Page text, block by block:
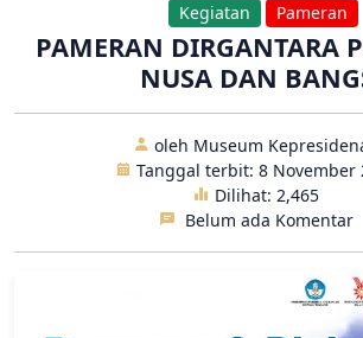
Kegiatan Pameran
PAMERAN DIRGANTARA
NUSA DAN
oleh Museum
Tanggal terbit: 8 November
Dilihat: 2,465
Belum ada Komentar